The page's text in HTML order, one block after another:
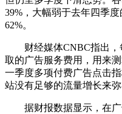
39%，大幅弱于去年四季
62%。
财经媒体CNBC指出，
取的广告服务费用，用来
一季度多项付费广告点击
站没有足够的流量增长来
据财报数据显示，在广